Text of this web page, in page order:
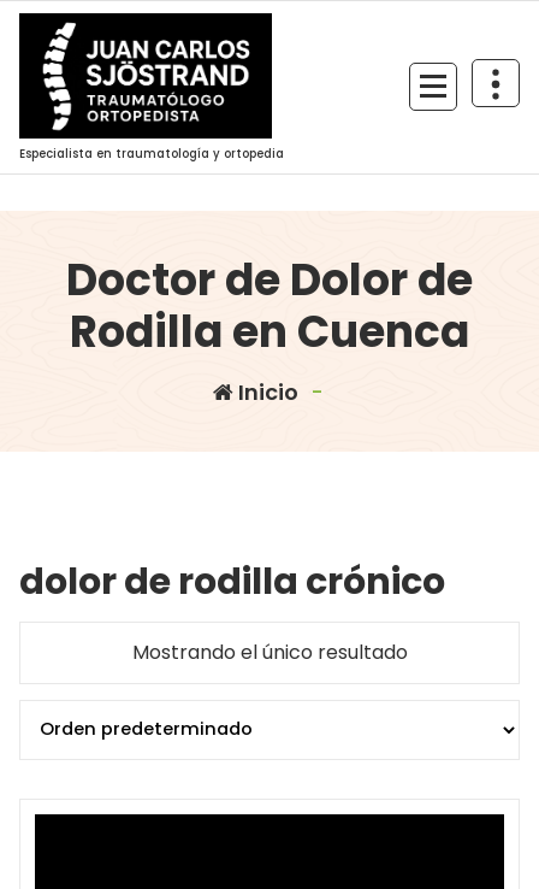
Saltar
contenido
Especialista en traumatología y ortopedia
Doctor de Dolor de
Rodilla en Cuenca
Inicio -
dolor de rodilla crónico
Mostrando el único resultado